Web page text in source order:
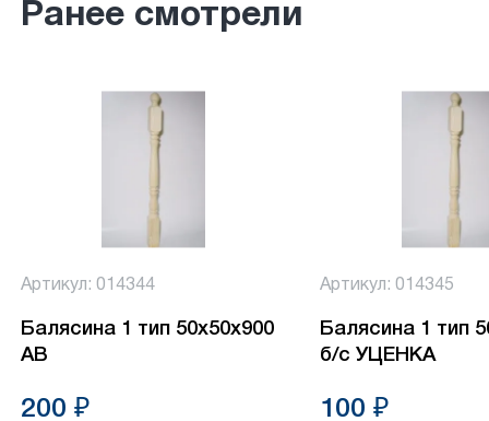
Ранее смотрели
Артикул: 014344
Балясина 1 тип 50х50х900
АВ
200 ₽
Артикул: 014345
Балясина 1 тип
б/с УЦЕНКА
100 ₽